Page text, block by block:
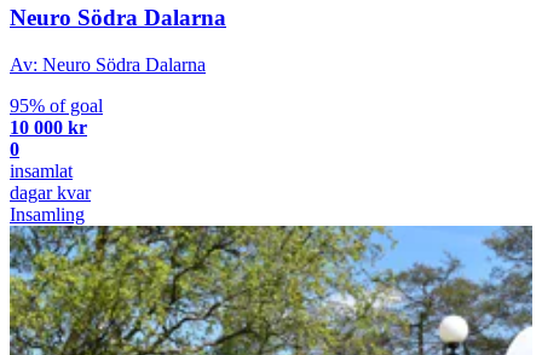
Neuro Södra Dalarna
Av: Neuro Södra Dalarna
95% of goal
10 000 kr
0
insamlat
dagar kvar
Insamling